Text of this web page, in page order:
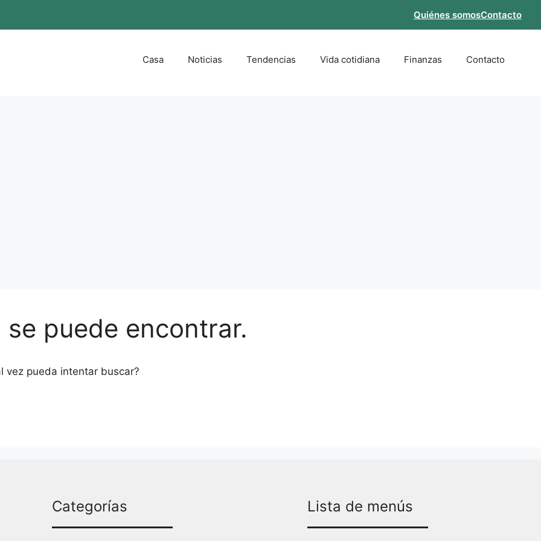
Quiénes somosContacto
Casa Noticias Tendencias Vida cotidiana Finanzas Contacto
se puede encontrar.
vez pueda intentar buscar?
Categorías Lista de menús